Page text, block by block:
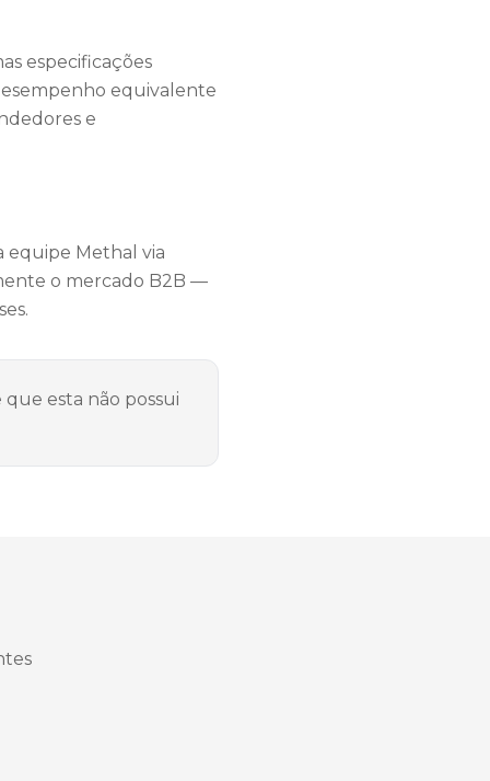
especificações
equivalente
e
equipe Methal via
o mercado B2B —
esta não possui